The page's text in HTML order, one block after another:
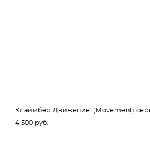
Клаймбер Движение' (Movement)
4 500 pуб.